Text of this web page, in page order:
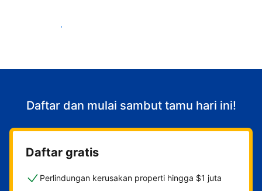
Mulai sambut tamu
Daftar dan mulai sambut tamu hari ini!
Daftar gratis
Perlindungan kerusakan properti hingga $1 juta